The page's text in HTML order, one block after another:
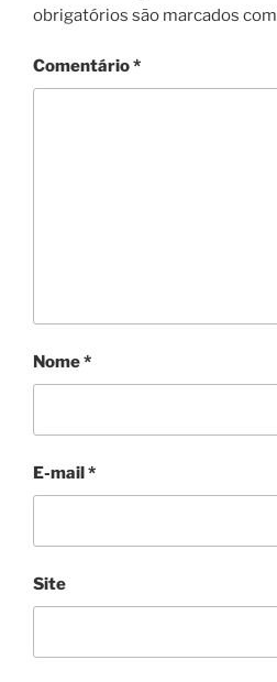
obrigatórios são marcados com
Comentário*
Nome*
E-mail*
Site